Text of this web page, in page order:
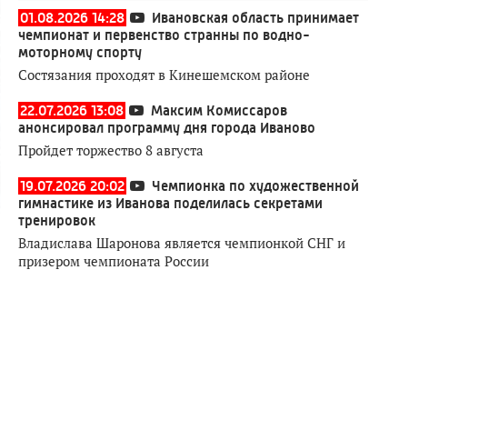
01.08.2026 14:28
Ивановская область принимает
чемпионат и первенство странны по водно-
моторному спорту
Состязания проходят в Кинешемском районе
22.07.2026 13:08
Максим Комиссаров
анонсировал программу дня города Иваново
Пройдет торжество 8 августа
19.07.2026 20:02
Чемпионка по художественной
гимнастике из Иванова поделилась секретами
тренировок
Владислава Шаронова является чемпионкой СНГ и
призером чемпионата России